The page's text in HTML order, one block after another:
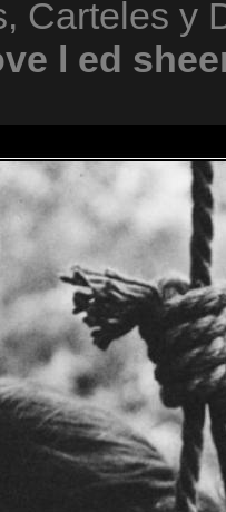
Carteles y
l ed